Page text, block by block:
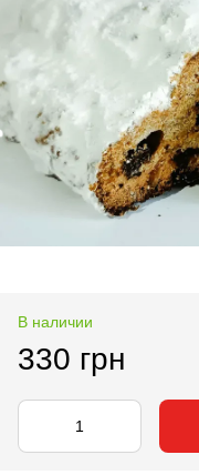
В наличии
330 грн